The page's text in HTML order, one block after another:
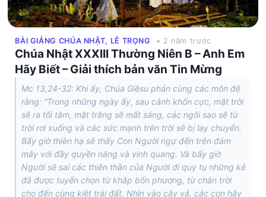
BÀI GIẢNG CHÚA NHẬT, LỄ TRỌNG • 2 năm trước
Chúa Nhật XXXIII Thường Niên B – Anh Em
Hãy Biết – Giải thích bản văn Tin Mừng
Mc 13,24-32: Khi ấy, Chúa Giêsu phán cùng các môn đệ
rằng: “Trong những ngày ấy, sau cảnh khốn cực, mặt trời
sẽ ra tối tăm, mặt trăng sẽ mất sáng, các ngôi sao sẽ từ
trời rơi xuống và các sức mạnh trên trời sẽ bị lay chuyển.
Bấy giờ thiên hạ sẽ thấy Con Người ngự đến trên đám
mây với đầy quyền năng và vinh quang. Và bấy giờ
Người sẽ sai các thiên thần của Người đi quy tụ những kẻ
đã được tuyển chọn từ khắp bốn phương, từ chân trời
cho đến cùng kiệt trái đất. Nhìn vào cây vả, các con hãy